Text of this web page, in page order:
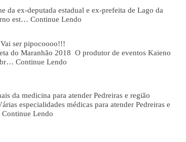
da ex-deputada estadual e ex-prefeita de Lago da
est… Continue Lendo
ser pipocoooo!!!
do Maranhão 2018 O produtor de eventos Kaieno
Continue Lendo
da medicina para atender Pedreiras e região
especialidades médicas para atender Pedreiras e
Continue Lendo